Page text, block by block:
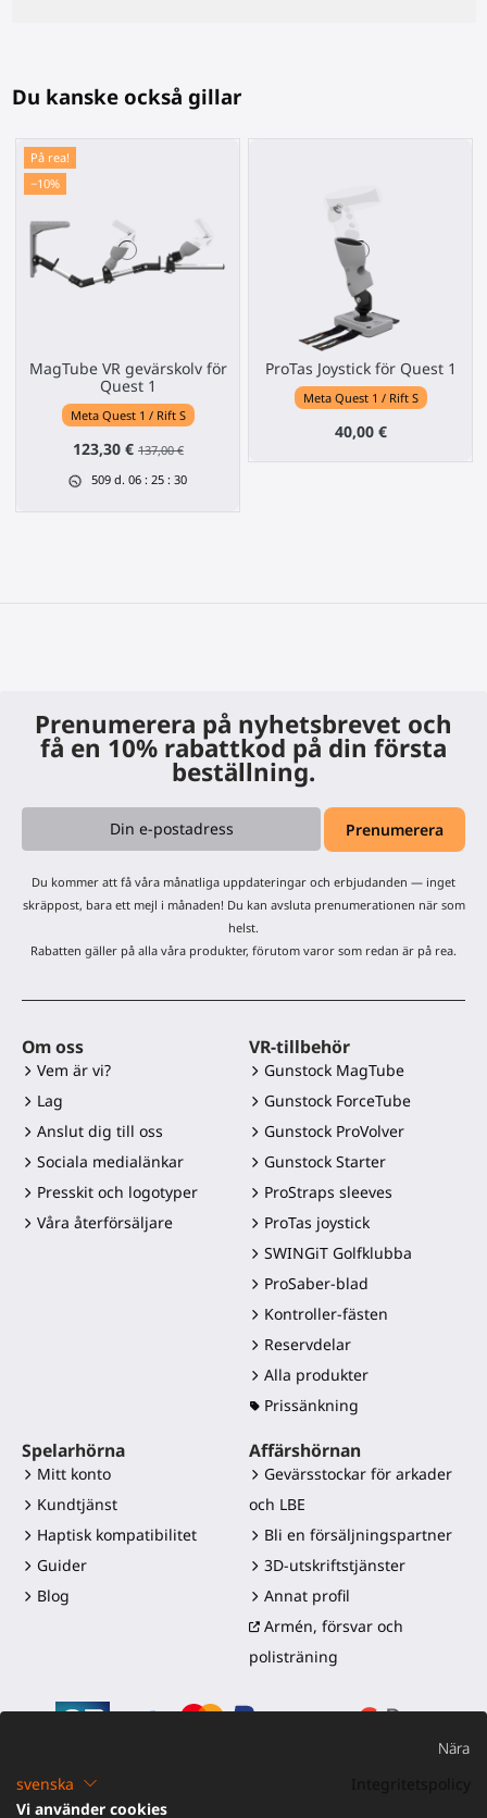
Du kanske också gillar
På rea!
−10%
MagTube VR gevärskolv för
Quest 1
Meta Quest 1 / Rift S
123,30 € 137,00 €
509 d. 06 : 25 :29
ProTas Joystick för Quest 1
Meta Quest 1 / Rift S
40,00 €
Prenumerera på nyhetsbrevet och
få en 10% rabattkod på din första
beställning.
Du kommer att få våra månatliga uppdateringar och erbjudanden — inget
skräppost, bara ett mejl i månaden! Du kan avsluta prenumerationen när som
helst.
Rabatten gäller på alla våra produkter, förutom varor som redan är på rea.
Om oss
Vem är vi?
Lag
Anslut dig till oss
Sociala medialänkar
Presskit och logotyper
Våra återförsäljare
VR-tillbehör
Gunstock MagTube
Gunstock ForceTube
Gunstock ProVolver
Gunstock Starter
ProStraps sleeves
ProTas joystick
SWINGiT Golfklubba
ProSaber-blad
Kontroller-fästen
Reservdelar
Alla produkter
Prissänkning
Spelarhörna
Mitt konto
Kundtjänst
Haptisk kompatibilitet
Guider
Blog
Affärshörnan
Gevärsstockar för arkader
och LBE
Bli en försäljningspartner
3D-utskriftstjänster
Annat profil
Armén, försvar och
polisträning
Nära
svenska
Vi använder cookies